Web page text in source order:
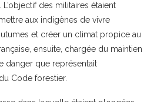
des militaires étaient
aux indigènes de vivre
et créer un climat propice au
ensuite, chargée du maintien
danger que représentait
Code forestier.